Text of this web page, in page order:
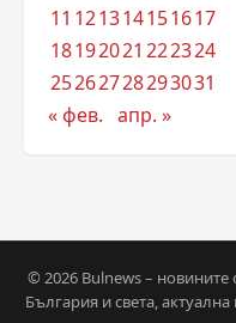
11 121314151617
18192021 222324
25262728293031
« фев. апр. »
© 2026 Bulnews –
България и света,